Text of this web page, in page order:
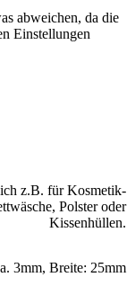
abweichen, da die
Einstellungen
z.B. für Kosmetik-
Polster oder
Kissenhüllen.
3mm, Breite: 25mm